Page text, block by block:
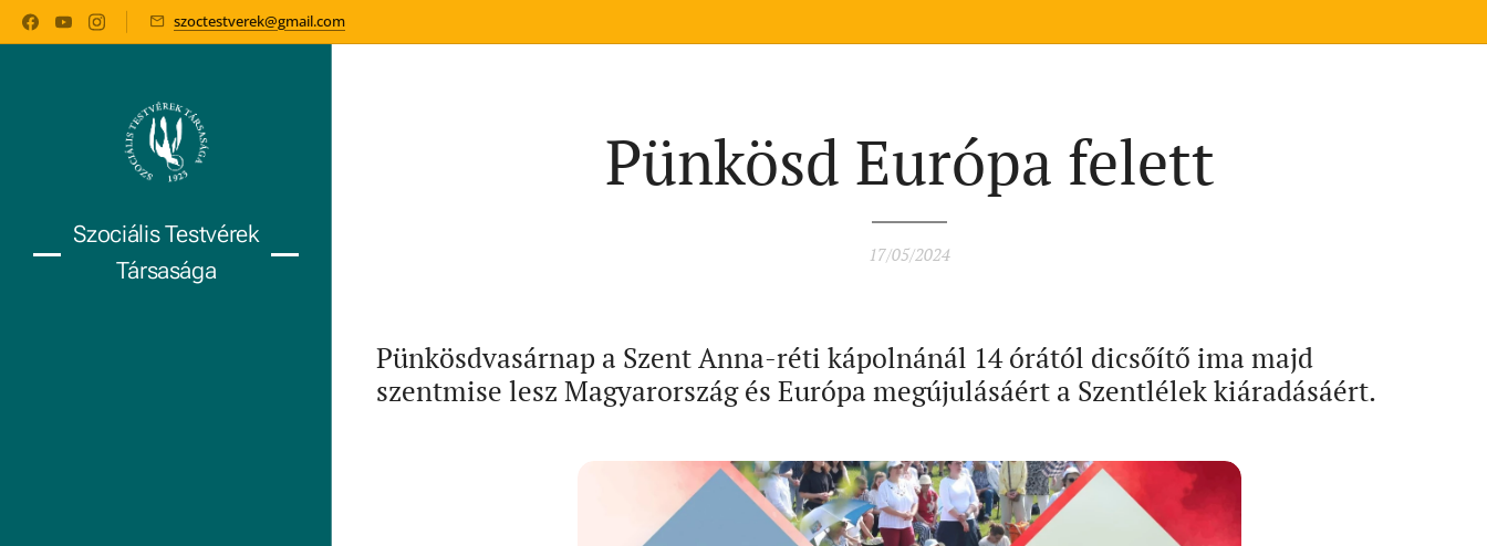
szoctestverek@gmail.com
Szociális Testvérek
Társasága
Pünkösd Európa felett
17/05/2024
Pünkösdvasárnap a Szent Anna-réti kápolnánál 14 órától dicsőítő ima majd
szentmise lesz Magyarország és Európa megújulásáért a Szentlélek kiáradásáért.